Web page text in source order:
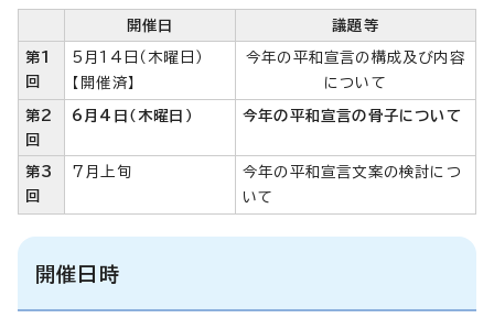
開催日 議題等
第1
回
5月14日（木曜日）
【開催済】
今年の平和宣言の構成及び内容
について
第2
回
6月4日（木曜日） 今年の平和宣言の骨子について
第3
回
7月上旬
今年の平和宣言文案の検討につ
いて
開催日時